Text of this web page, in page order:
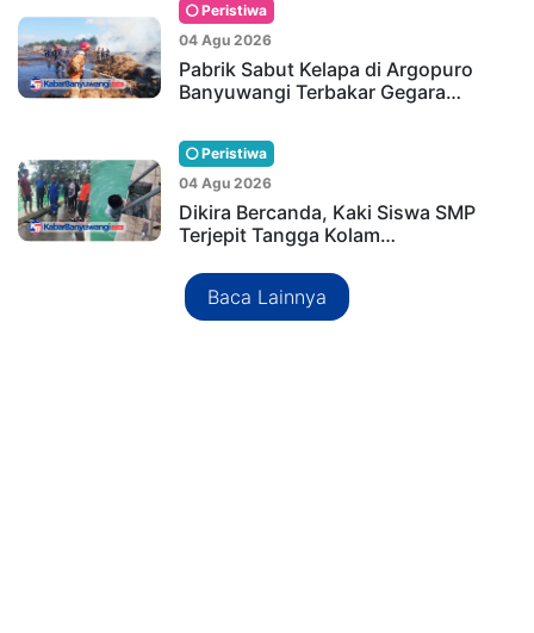
Peristiwa
04 Agu 2026
Pabrik Sabut Kelapa di Argopuro
Banyuwangi Terbakar Gegara…
Peristiwa
04 Agu 2026
Dikira Bercanda, Kaki Siswa SMP
Terjepit Tangga Kolam…
Baca Lainnya